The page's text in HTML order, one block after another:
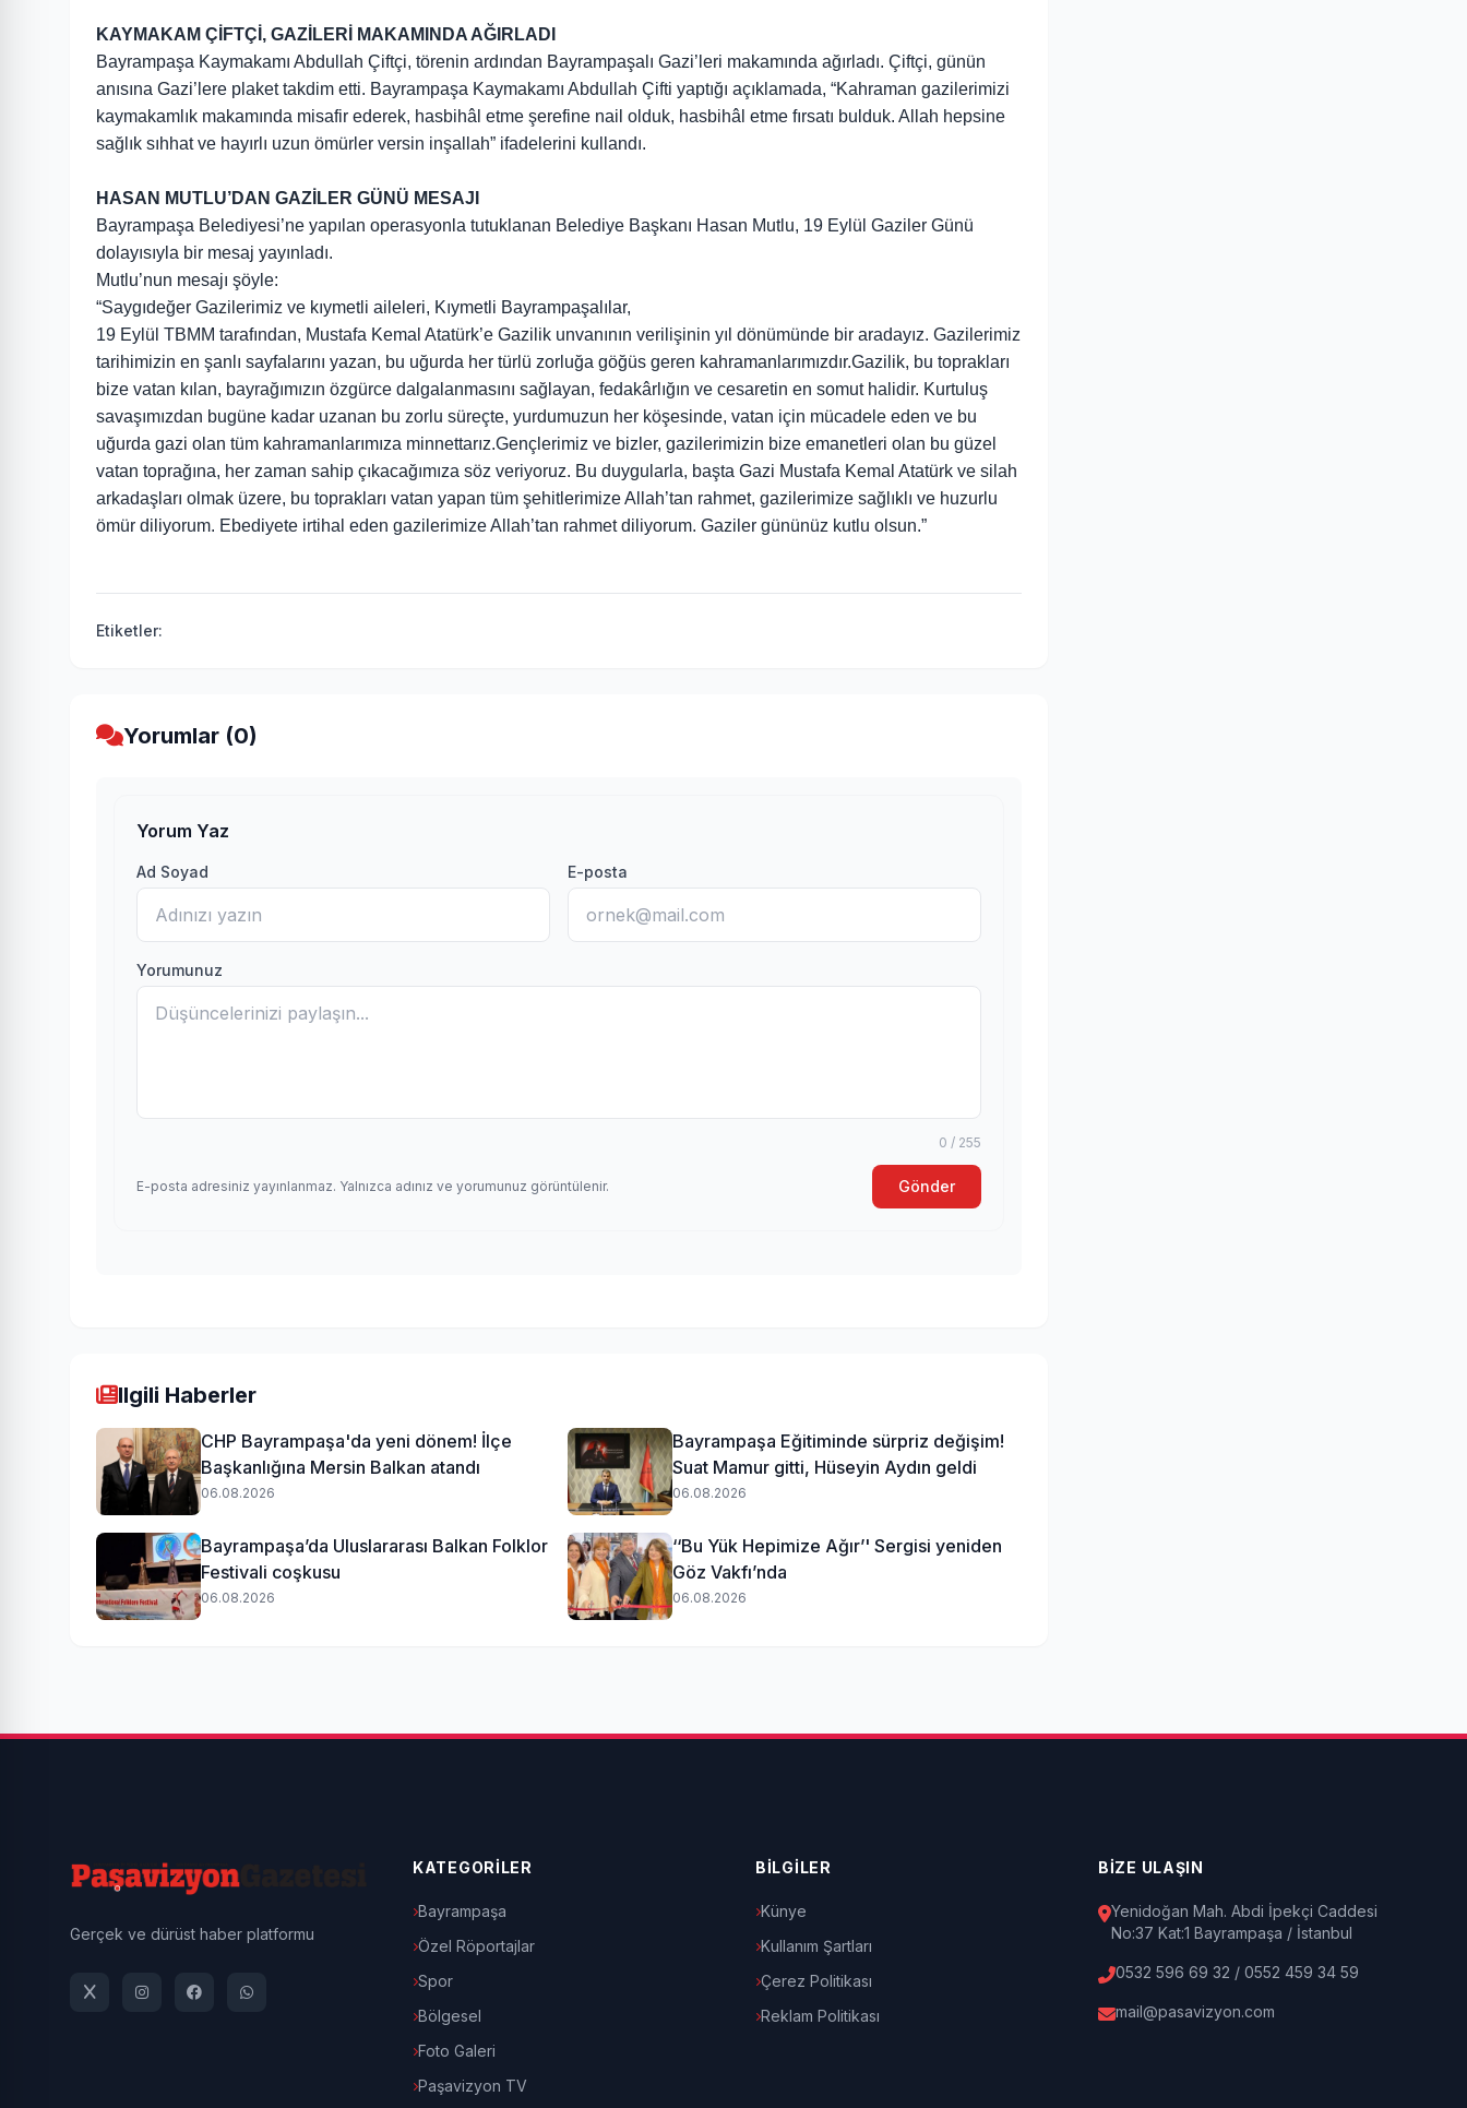
KAYMAKAM ÇİFTÇİ, GAZİLERİ MAKAMINDA AĞIRLADI
Bayrampaşa Kaymakamı Abdullah Çiftçi, törenin ardından Bayrampaşalı Gazi’leri makamında ağırladı. Çiftçi, günün
anısına Gazi’lere plaket takdim etti. Bayrampaşa Kaymakamı Abdullah Çifti yaptığı açıklamada, “Kahraman gazilerimizi
kaymakamlık makamında misafir ederek, hasbihâl etme şerefine nail olduk, hasbihâl etme fırsatı bulduk. Allah hepsine
sağlık sıhhat ve hayırlı uzun ömürler versin inşallah” ifadelerini kullandı.
HASAN MUTLU’DAN GAZİLER GÜNÜ MESAJI
Bayrampaşa Belediyesi’ne yapılan operasyonla tutuklanan Belediye Başkanı Hasan Mutlu, 19 Eylül Gaziler Günü
dolayısıyla bir mesaj yayınladı.
Mutlu’nun mesajı şöyle:
“Saygıdeğer Gazilerimiz ve kıymetli aileleri, Kıymetli Bayrampaşalılar,
19 Eylül TBMM tarafından, Mustafa Kemal Atatürk’e Gazilik unvanının verilişinin yıl dönümünde bir aradayız. Gazilerimiz
tarihimizin en şanlı sayfalarını yazan, bu uğurda her türlü zorluğa göğüs geren kahramanlarımızdır.Gazilik, bu toprakları
bize vatan kılan, bayrağımızın özgürce dalgalanmasını sağlayan, fedakârlığın ve cesaretin en somut halidir. Kurtuluş
savaşımızdan bugüne kadar uzanan bu zorlu süreçte, yurdumuzun her köşesinde, vatan için mücadele eden ve bu
uğurda gazi olan tüm kahramanlarımıza minnettarız.Gençlerimiz ve bizler, gazilerimizin bize emanetleri olan bu güzel
vatan toprağına, her zaman sahip çıkacağımıza söz veriyoruz. Bu duygularla, başta Gazi Mustafa Kemal Atatürk ve silah
arkadaşları olmak üzere, bu toprakları vatan yapan tüm şehitlerimize Allah’tan rahmet, gazilerimize sağlıklı ve huzurlu
ömür diliyorum. Ebediyete irtihal eden gazilerimize Allah’tan rahmet diliyorum. Gaziler gününüz kutlu olsun.”
Etiketler:
Yorumlar (0)
Yorum Yaz
Ad Soyad E-posta
Yorumunuz
0 / 255
E-posta adresiniz yayınlanmaz. Yalnızca adınız ve yorumunuz görüntülenir. Gönder
Ilgili Haberler
CHP Bayrampaşa'da yeni dönem! İlçe
Başkanlığına Mersin Balkan atandı
06.08.2026
Bayrampaşa Eğitiminde sürpriz değişim!
Suat Mamur gitti, Hüseyin Aydın geldi
06.08.2026
Bayrampaşa’da Uluslararası Balkan Folklor
Festivali coşkusu
06.08.2026
‘‘Bu Yük Hepimize Ağır’' Sergisi yeniden
Göz Vakfı’nda
06.08.2026
Gerçek ve dürüst haber platformu
KATEGORİLER
Bayrampaşa
Özel Röportajlar
Spor
Bölgesel
Foto Galeri
Paşavizyon TV
BİLGİLER
Künye
Kullanım Şartları
Çerez Politikası
Reklam Politikası
BİZE ULAŞIN
Yenidoğan Mah. Abdi İpekçi Caddesi
No:37 Kat:1 Bayrampaşa / İstanbul
0532 596 69 32 / 0552 459 34 59
mail@pasavizyon.com